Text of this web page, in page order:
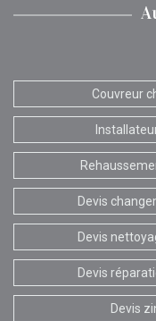
Couvreur
Devis
Devis
Devis
Devis